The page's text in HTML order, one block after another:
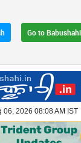
Go to
06, 2026 08:08 AM IST